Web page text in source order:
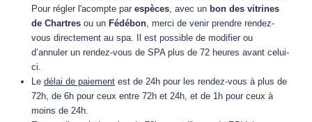
Pour régler l'acompte par espèces, avec unbon des vitrines
de Chartresou un Fédébon, merci de venir prendre rendez-
vous directement au spa.
Il est possible de modifier ou
d’annuler un rendez-vous de SPA plus de 72 heures avant celui-
ci.
Le délai de paiementest de 24h pour les rendez-vous à plus de
72h, de 6h pour ceux entre 72h et 24h, et de 1h pour ceux à
moins de 24h.